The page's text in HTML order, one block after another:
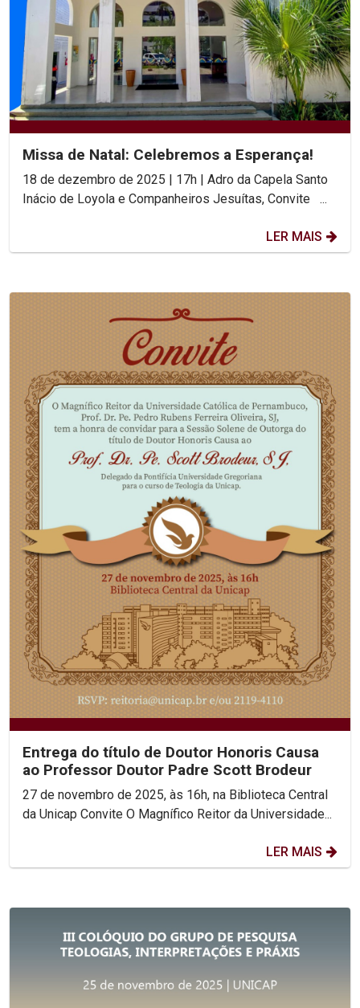
Missa de Natal: Celebremos a Esperança!
18 de dezembro de 2025 | 17h | Adro da Capela Santo
Inácio de Loyola e Companheiros Jesuítas, Convite ...
LER MAIS
Entrega do título de Doutor Honoris Causa
ao Professor Doutor Padre Scott Brodeur
27 de novembro de 2025, às 16h, na Biblioteca Central
da Unicap Convite O Magnífico Reitor da Universidade...
LER MAIS